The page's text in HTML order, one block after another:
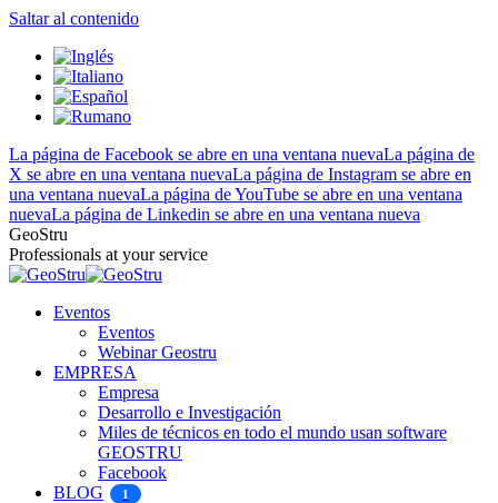
Saltar al contenido
La página de Facebook se abre en una ventana nuevaLa página de
X se abre en una ventana nuevaLa página de Instagram se abre en
una ventana nuevaLa página de YouTube se abre en una ventana
nuevaLa página de Linkedin se abre en una ventana nueva
GeoStru
Professionals at your service
Eventos
Eventos
Webinar Geostru
EMPRESA
Empresa
Desarrollo e Investigación
Miles de técnicos en todo el mundo usan software
GEOSTRU
Facebook
BLOG
1